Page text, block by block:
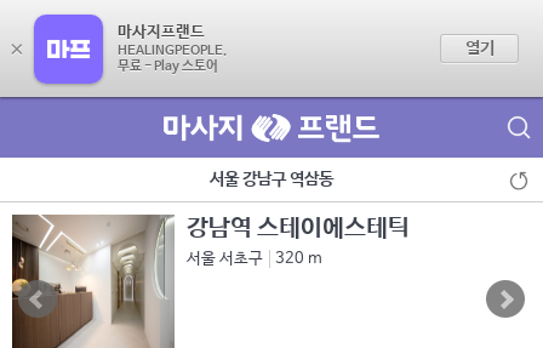
서울 강남구 역삼동
강남역 스테이에스테틱
서울 서초구 320 m
×
마사지프랜드
HEALINGPEOPLE.
무료 - Play 스토어
열기